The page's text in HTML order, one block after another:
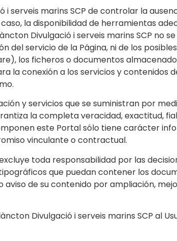
marins SCP de controlar la
la disponibilidad de herramientas
Divulgació i serveis marins SCP no
servicio de la Página, ni de los
los ficheros o documentos
la conexión a los servicios y contenidos
y servicios que se suministran por
la completa veracidad, exactitud,
este Portal sólo tiene carácter
vinculante o contractual.
toda responsabilidad por las
que puedan contener los
de su contenido por ampliación,
Divulgació i serveis marins SCP al